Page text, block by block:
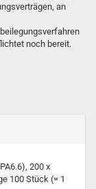
an
noch bereit.
200 x
100 Stück (= 1